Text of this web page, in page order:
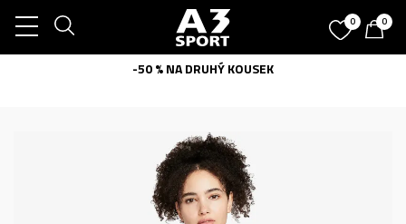
0 0
-50 % NA DRUHÝ KOUSEK